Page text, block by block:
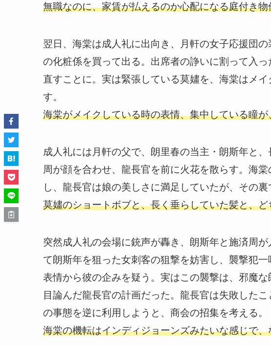
無職なのに、家賃が払えるのか心配になる庭付き
翌日、海棠は成人礼に出向き、月軒の女子応援団
の化粧係を買って出る。出席者の諍いに割って入
直すことに。実は緊張している莫嫿を、海棠はメ
す。
海棠がメイクしている時の表情、集中している瞳
成人礼には月軒の父で、朗里春の当主・朗斯年と
周が顔を合わせ、龍長官を前に火花を散らす。海
し、龍長官は娘の美しさに満足していたが、その
莫嫿のショートボブと、長く垂らしていた髪と、
突然成人礼の会場に銃声が轟き、朗斯年と施済周
て朗斯年を狙った女刺客の狙撃を妨害し、襲撃犯
表情から彼の企みを疑う。実はこの襲撃は、邪魔
目論んだ龍長官の計画だった。龍長官は失敗した
の事態を逆に利用しようと、商会の招集を考える。
海棠の機転はインディジョーンズみたいな感じで